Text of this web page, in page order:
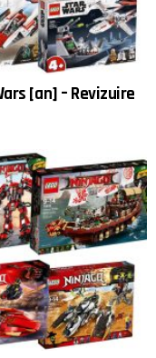
[an] – Revizuire